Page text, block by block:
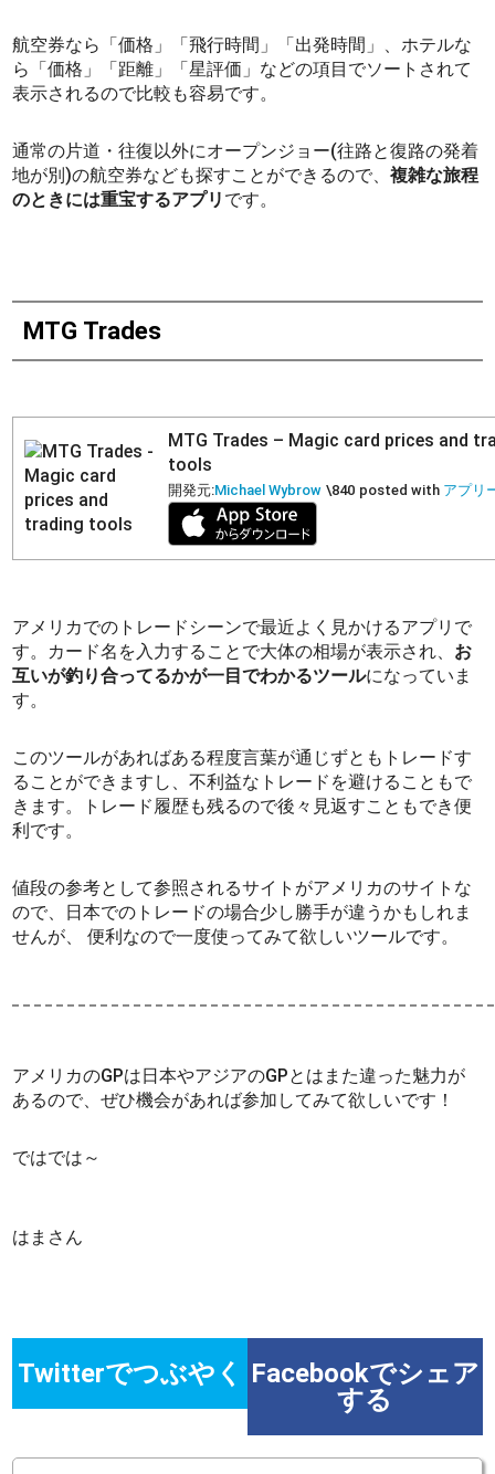
航空券なら「価格」「飛行時間」「出発時間」、ホテルな
ら「価格」「距離」「星評価」などの項目でソートされて
表示されるので比較も容易です。
通常の片道・往復以外にオープンジョー(往路と復路の発着
地が別)の航空券なども探すことができるので、複雑な旅程
のときには重宝するアプリ です。
MTG Trades
MTG Trades – Magic card prices and
tools
開発元:Michael Wybrow \840 posted with アプリ
アメリカでのトレードシーンで最近よく見かけるアプリで
す。カード名を入力することで大体の相場が表示され、 お
互いが釣り合ってるかが一目でわかるツールになっていま
す。
このツールがあればある程度言葉が通じずともトレードす
ることができますし、不利益なトレードを避けることもで
きます。トレード履歴も残るので後々見返すこともでき便
利です。
値段の参考として参照されるサイトがアメリカのサイトな
ので、日本でのトレードの場合少し勝手が違うかもしれま
せんが、 便利なので一度使ってみて欲しいツールです。
アメリカのGPは日本やアジアのGPとはまた違った魅力が
あるので、ぜひ機会があれば参加してみて欲しいです！
ではでは～
はまさん
Twitterでつぶやく
Facebookでシェア
する